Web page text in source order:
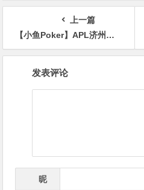
上一篇
【小鱼Poker】APL济州岛｜泡沫的绝地反击！GG扑克生肖神秘赏金赛423人次参赛63人晋级，WSOP主赛门票明日开奖，直通车即将发动速来上车！
发表评论
昵